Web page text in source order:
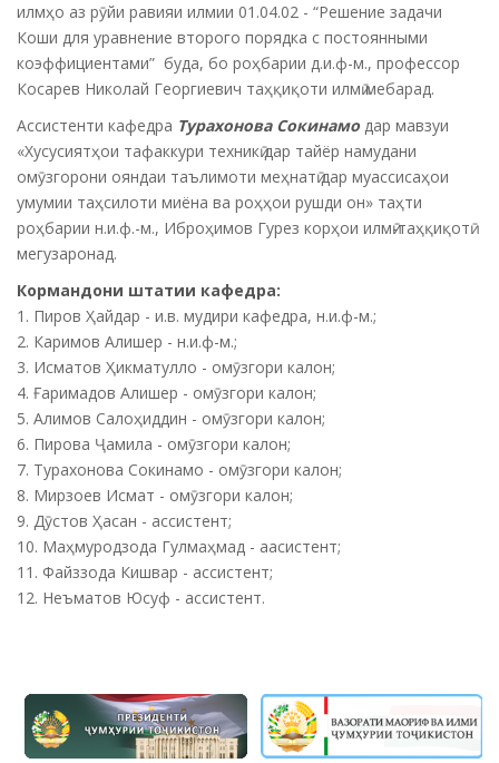
илмҳо аз рӯйи равияи илмии 01.04.02 - “Решение задачи
Коши для уравнение второго порядка с постоянными
коэффициентами” буда, бо роҳбарии д.и.ф-м., профессор
Косарев Николай Георгиевич таҳқиқоти илмӣ мебарад.
Ассистенти кафедра Турахонова Сокинамо дар мавзуи
«Хусусиятҳои тафаккури техникӣ дар тайёр намудани
омӯзгорони ояндаи таълимоти меҳнатӣ дар муассисаҳои
умумии таҳсилоти миёна ва роҳҳои рушди он» таҳти
роҳбарии н.и.ф.-м., Иброҳимов Гурез корҳои илмӣ-таҳқиқотӣ
мегузаронад.
Кормандони штатии кафедра:
1. Пиров Ҳайдар - и.в. мудири кафедра, н.и.ф-м.;
2. Каримов Алишер - н.и.ф-м.;
3. Исматов Ҳикматулло - омӯзгори калон;
4. Ғаримадов Алишер - омӯзгори калон;
5. Алимов Салоҳиддин - омӯзгори калон;
6. Пирова Ҷамила - омӯзгори калон;
7. Турахонова Сокинамо - омӯзгори калон;
8. Мирзоев Исмат - омӯзгори калон;
9. Дӯстов Ҳасан - ассистент;
10. Маҳмуродзода Гулмаҳмад - аасистент;
11. Файззода Кишвар - ассистент;
12. Неъматов Юсуф - ассистент.